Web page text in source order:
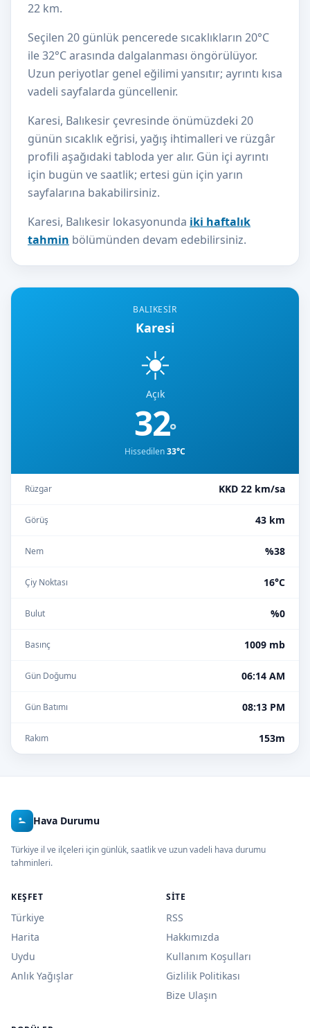
BALIKESIR
Karesi
☀️
Açık
32°
Hissedilen33°C
Rüzgar KKD 22 km/sa
Görüş 43 km
Nem %38
Çiy Noktası 16°C
Bulut %0
Basınç 1009 mb
Gün Doğumu 06:14 AM
Gün Batımı 08:13 PM
Rakım 153m
22 km.
Seçilen 20 günlük pencerede sıcaklıkların 20°C
ile 32°C arasında dalgalanması öngörülüyor.
Uzun periyotlar genel eğilimi yansıtır; ayrıntı kısa
vadeli sayfalarda güncellenir.
Karesi, Balıkesir çevresinde önümüzdeki 20
günün sıcaklık eğrisi, yağış ihtimalleri ve rüzgâr
profili aşağıdaki tabloda yer alır. Gün içi ayrıntı
için bugün ve saatlik; ertesi gün için yarın
sayfalarına bakabilirsiniz.
Karesi, Balıkesir lokasyonunda iki haftalık
tahmin bölümünden devam edebilirsiniz.
Hava Durumu
Türkiye il ve ilçeleri için günlük, saatlik ve uzun vadeli hava durumu
tahminleri.
KEŞFET
Türkiye
Harita
Uydu
Anlık Yağışlar
SITE
RSS
Hakkımızda
Kullanım Koşulları
Gizlilik Politikası
Bize Ulaşın